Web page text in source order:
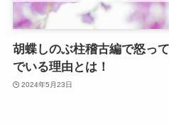
胡蝶しのぶ柱稽古編で怒っ
でいる理由とは！
2024年5月23日